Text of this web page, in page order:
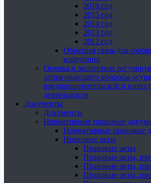
2016 год
2015 год
2014 год
2013 год
2012 год
Обратная связь для
коррупции
Оценка и экспертиза
затрагивающего вопросы
предпринимательской и
деятельности
Документы
Документы
Нормативные правовые
Нормативные правовые
Правовые акты
Правовые акты
Правовые акты,
Правовые акты,
Правовые акты,